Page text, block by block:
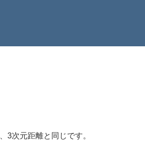
3次元距離と同じです。